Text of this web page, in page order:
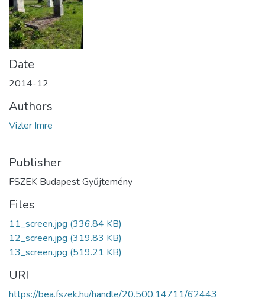
Date
2014-12
Authors
Vizler Imre
Publisher
FSZEK Budapest Gyűjtemény
Files
11_screen.jpg (336.84 KB)
12_screen.jpg (319.83 KB)
13_screen.jpg (519.21 KB)
URI
https://bea.fszek.hu/handle/20.500.14711/62443